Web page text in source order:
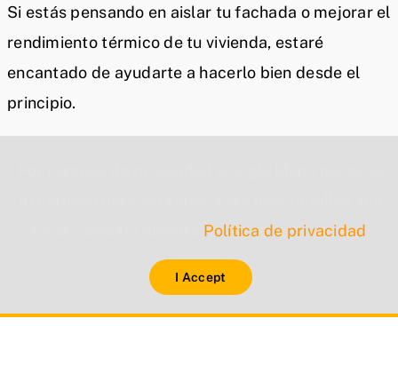
Si estás pensando en aislar tu fachada o mejorar el
rendimiento térmico de tu vivienda, estaré
encantado de ayudarte a hacerlo bien desde el
principio.
Política de privacidad
I Accept